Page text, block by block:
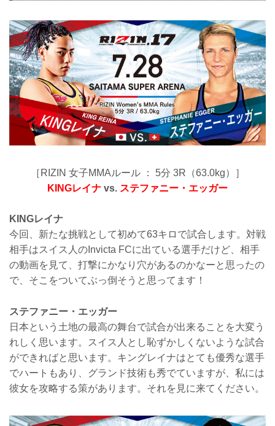
［RIZIN 女子MMAルール ： 5分 3R（63.0kg）］
KINGレイナ vs. ステファニー・エッガー
KINGレイナ
今回、新たな挑戦として初めて63キロで試合します。対戦
相手はスイス人のInvicta FCに出ている選手だけど、相手
の動画を見て、打撃にかなり穴があるのかなーと思ったの
で、そこをついてぶっ倒そうと思ってます！
ステファニー・エッガー
日本という土地の最高の舞台で試合が出来ることを大変う
れしく思います。スイス人とし恥ずかしくないような試合
ができればと思います。キングレイナはとても優秀な選手
でハートもあり、グランド技術も秀でていますが、私には
彼女を攻略する策があります。それを見に来てください。